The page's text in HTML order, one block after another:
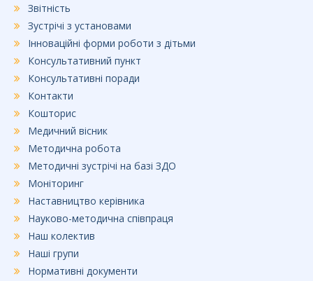
Звітність
Зустрічі з установами
Інноваційні форми роботи з дітьми
Консультативний пункт
Консультативні поради
Контакти
Кошторис
Медичний вісник
Методична робота
Методичні зустрічі на базі ЗДО
Моніторинг
Наставництво керівника
Науково-методична співпраця
Наш колектив
Наші групи
Нормативні документи